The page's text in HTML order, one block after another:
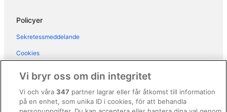
Privata semesterbostäder i Málaga
Riad i Málaga
Hotell i Palma-Palmilla
Hotell i Puerto de la Torre
Policyer
Sekretessmeddelande
Cookies
Regler och villkor för Vrbo
Vi bryr oss om din integritet
Vi och våra347 partner lagrar eller får åtkomst till information
på en enhet, som unika ID i cookies, för att behandla